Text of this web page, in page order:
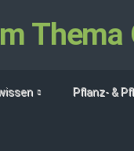
Pflanz- &